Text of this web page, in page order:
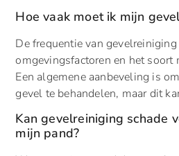
Hoe vaak moet ik mijn
De frequentie van
omgevingsfactoren en het soort
Een algemene aanbeveling is
gevel te behandelen, maar dit
Kan gevelreiniging schade
mijn pand?